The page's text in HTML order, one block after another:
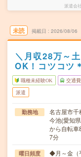
派遣会社
未読 掲載日 2026/08/06
＼月収28万～
OK！コツコツ
職種未経験OK 交通
派遣
勤務地
名古屋市千
今池(愛知
から自転車
7分
曜日頻度 ◆月～金（